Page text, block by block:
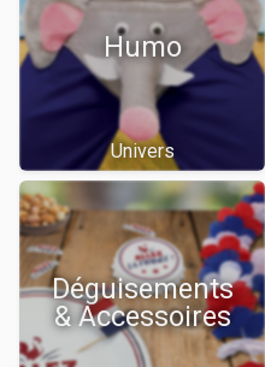
Humo
Univers
Déguisements
& Accessoires